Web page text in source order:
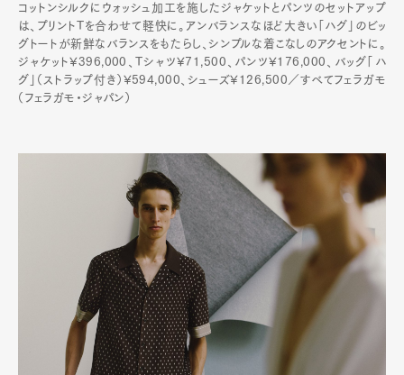
コットンシルクにウォッシュ加工を施したジャケットとパンツのセットアップ
は、プリントTを合わせて軽快に。アンバランスなほど大きい「ハグ」のビッ
グトートが新鮮なバランスをもたらし、シンプルな着こなしのアクセントに。
ジャケット¥396,000、Tシャツ¥71,500、パンツ¥176,000、バッグ「ハ
グ」（ストラップ付き）¥594,000、シューズ¥126,500／すべてフェラガモ
（フェラガモ・ジャパン）